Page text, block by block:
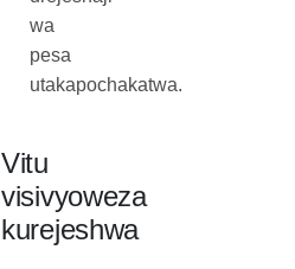
wa
pesa
utakapochakatwa.
Vitu
visivyoweza
kurejeshwa